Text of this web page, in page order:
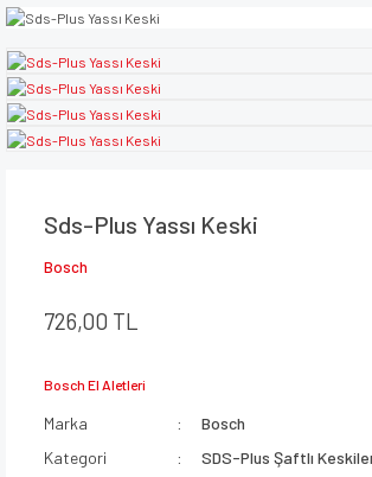
Sds-Plus Yassı Keski
Bosch
726,00 TL
Bosch El Aletleri
Marka
Bosch
Kategori
SDS-Plus Şaftlı